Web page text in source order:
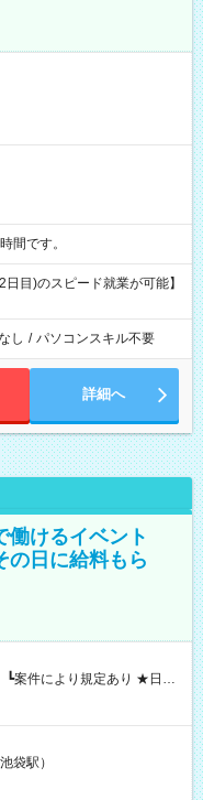
7時間です。
目)のスピード就業が可能】
し / パソコンスキル不要
詳細へ
働けるイベント
日に給料もら
に現金GET♪ お仕事後はコ
【試用期間】試
袋駅）